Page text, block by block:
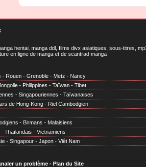
hentai, manga ddl, films divx asiatiques, sous-titres,
en ligne de manga et de scantrad manga
- Rouen - Grenoble - Metz - Nancy
- Philippines - Taïwan - Tibet
- Singapouriennes - Taïwanaises
de Hong-Kong - Riel Cambodgien
- Birmans - Malaisiens
- Thaïlandais - Vietnamiens
- Singapour - Japon - Viêt Nam
un problème- Plan du Site